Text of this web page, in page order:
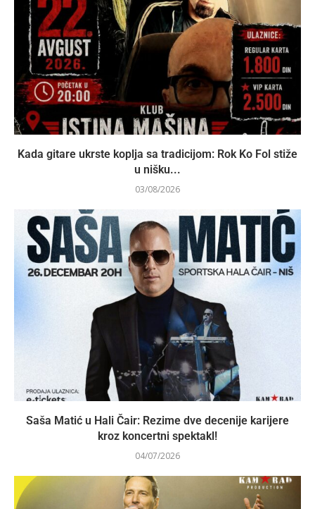
Kada gitare ukrste koplja sa tradicijom: Rok Ko Fol stiže
u nišku...
03/08/2026
Saša Matić u Hali Čair: Rezime dve decenije karijere
kroz koncertni spektakl!
04/07/2026